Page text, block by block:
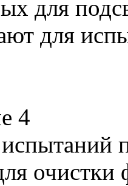
для
для
4
очистки